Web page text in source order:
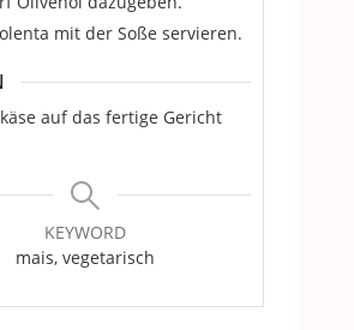
mit der Soße servieren.
auf das fertige Gericht
KEYWORD
mais, vegetarisch